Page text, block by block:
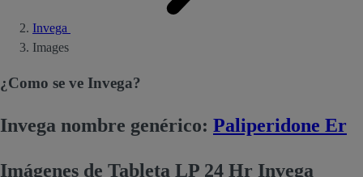
Invega
Images
¿Como se ve Invega?
Invega nombre genérico: Paliperidone Er
Imágenes de Tableta LP 24 Hr Invega